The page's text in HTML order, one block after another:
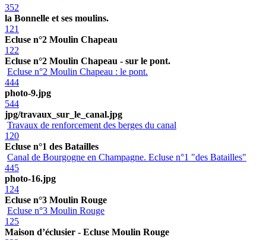
352
la Bonnelle et ses moulins.
121
Ecluse n°2 Moulin Chapeau
122
Ecluse n°2 Moulin Chapeau - sur le pont.
Ecluse n°2 Moulin Chapeau : le pont.
444
photo-9.jpg
544
jpg/travaux_sur_le_canal.jpg
Travaux de renforcement des berges du canal
120
Ecluse n°1 des Batailles
Canal de Bourgogne en Champagne. Ecluse n°1 "des Batailles"
445
photo-16.jpg
124
Ecluse n°3 Moulin Rouge
Ecluse n°3 Moulin Rouge
125
Maison d’éclusier - Ecluse Moulin Rouge